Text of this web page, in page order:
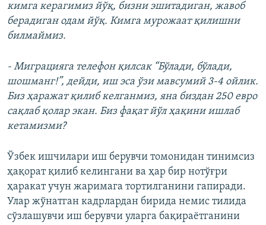
кимга керагимиз йўқ, бизни эшитадиган, жавоб
берадиган одам йўқ. Кимга мурожаат қилишни
билмаймиз.
- Миграцияга телефон қилсак “Бўлади, бўлади,
шошманг!”, дейди, иш эса ўзи мавсумий 3-4 ойлик.
Биз ҳаражат қилиб келганмиз, яна биздан 250 евро
сақлаб қолар экан. Биз фақат йўл ҳақини ишлаб
кетамизми?
Ўзбек ишчилари иш берувчи томонидан тинимсиз
ҳақорат қилиб келингани ва ҳар бир нотўғри
ҳаракат учун жаримага тортилганини гапиради.
Улар жўнатган кадрлардан бирида немис тилида
сўзлашувчи иш берувчи уларга бақираётганини